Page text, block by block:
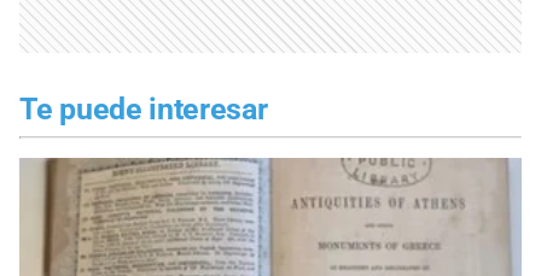
Te puede interesar